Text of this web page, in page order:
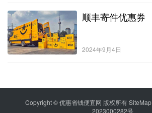
顺丰寄件优惠券
2024年9月4日
Copyright © 优惠省钱便宜网 版权所有SiteMap
2023000282号